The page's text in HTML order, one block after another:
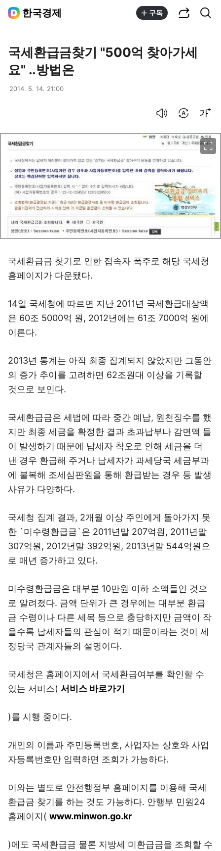
한국경제 구독
국세환급금찾기 "500억 찾아가세
요" ..방법은
2014. 5. 14. 21:00
국세환급금 찾기로 인한 접속자 폭주로 해당 국세청
홈페이지가 다운됐다.
14일 국세청에 따르면 지난 2011년 국세환급대상액
은 60조 5000억 원, 2012년에는 61조 7000억 원에
이른다.
2013년 통계는 아직 최종 집계되지 않았지만 그동안
의 증가 추이를 고려하면 62조원대 이상을 기록할
것으로 보인다.
국세환급금은 세법에 따라 중간 예납, 원천징수를 했
지만 최종 세금을 확정한 결과 초과납부나 감면액 들
이 발생하기 때문에 납세자 착오로 인해 세금을 더
낸 경우 환급해 주거나 납세자가 과세당국 세금부과
에 불복해 조세심판원을 통해 환급받는 경우 등 발생
사유가 다양하다.
국세청 집계 결과, 2개월 이상 주인에게 돌아가지 못
한 `미수령환급금`은 2011년말 207억원, 2011년말
307억원, 2012년말 392억원, 2013년말 544억원으
로 매년 증가하고 있다.
미수령환급금은 대부분 10만원 이하 소액들인 것으
로 알려졌다. 금액 단위가 큰 경우에는 대부분 환급
금 수령이나 다른 세목 등으로 충당하지만 금액이 작
을수록 납세자들의 관심이 적기 때문이라는 것이 세
정당국 관계자들의 설명이다.
국세청은 홈페이지에서 국세환급여부를 확인할 수
있는 서비스( 서비스 바로가기
)를 시행 중이다.
개인의 이름과 주민등록번호, 사업자는 상호와 사업
자등록번호만 입력하면 조회가 가능하다.
이와는 별도로 안전행정부 홈페이지를 이용해 국세
환급금 찾기를 하는 것도 가능하다. 안행부 민원24
홈페이지( www.minwon.go.kr
)에도 국세환급금 물론 지방세 미환급금을 조회할 수